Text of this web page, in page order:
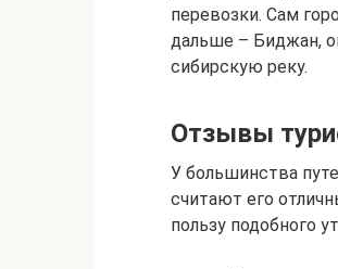
перевозки. Сам
дальше – Биджан,
сибирскую реку.
Отзывы
У большинства
считают его
пользу подобного